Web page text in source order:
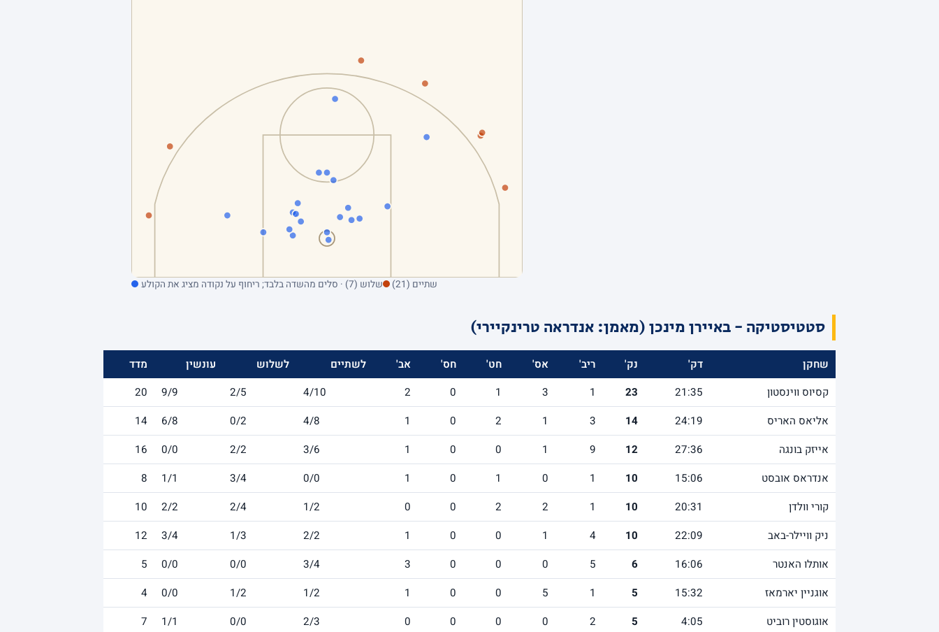
שתיים (21) שלוש (7) · סלים מהשדה בלבד; ריחוף על נקודה מציג את הקולע
סטטיסטיקה - באיירן מינכן (מאמן: אנדראה טרינקיירי)
שחקן דק' נק' ריב' אס' חט' חס' אב' לשתיים לשלוש עונשין
מדד
קסיוס ווינסטון
21:35
23
1
3
1
0
2
4/10
2/5
9/9
20
אליאס האריס
24:19
14
3
1
2
0
1
4/8
0/2
6/8
14
אייזק בונגה
27:36
12
9
1
0
0
1
3/6
2/2
0/0
16
אנדראס אובסט
15:06
10
1
0
1
0
1
0/0
3/4
1/1
8
קורי וולדן
20:31
10
1
2
2
0
0
1/2
2/4
2/2
10
ניק וויילר-באב
22:09
10
4
1
0
0
1
2/2
1/3
3/4
12
אותלו האנטר
16:06
6
5
0
0
0
3
3/4
0/0
0/0
5
אוגניין יארמאז
15:32
5
1
5
0
0
1
1/2
1/2
0/0
4
אוגוסטין רוביט
4:05
5
2
0
0
0
0
2/3
0/0
1/1
7